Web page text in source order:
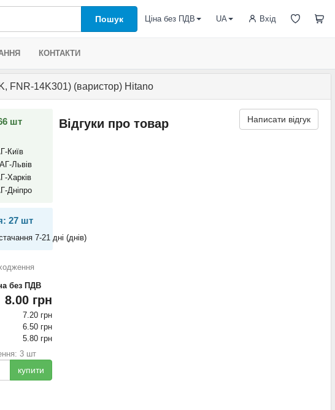
Пошук Вхід
Ціна без ПДВ UA
КОНТАКТИ
FNR-14K301) (варистор) Hitano
шт
Київ
Львів
Харків
Дніпро
27 шт
7-21 дні (днів)
без ПДВ
8.00 грн
7.20 грн
6.50 грн
5.80 грн
3 шт
купити
Відгуки про товар Написати відгук